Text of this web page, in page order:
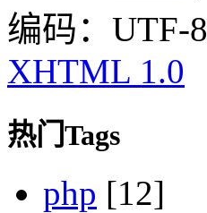
编码：UTF-8
XHTML 1.0
热门Tags
php [12]